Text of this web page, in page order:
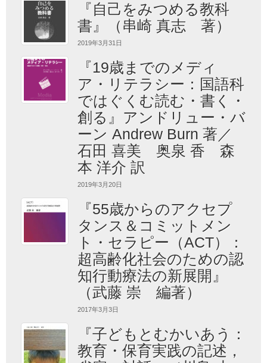
『自己をみつめる教科
書』（串崎 真志 著）
2019年3月31日
『19歳までのメディ
ア・リテラシー：国語科
ではぐくむ読む・書く・
創る』アンドリュー・バ
ーン Andrew Burn 著／
石田 喜美 奥泉 香 森
本 洋介 訳
2019年3月20日
『55歳からのアクセプ
タンス＆コミットメン
ト・セラピー（ACT）：
超高齢化社会のための認
知行動療法の新展開』
（武藤 崇 編著）
2017年3月3日
『子どもとむかいあう：
教育・保育実践の記述，